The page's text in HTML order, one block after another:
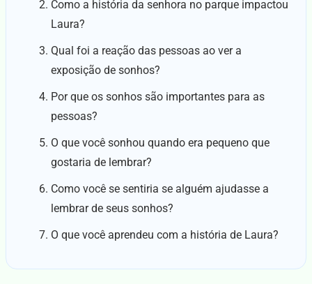
Como a história da senhora no parque impactou
Laura?
Qual foi a reação das pessoas ao ver a
exposição de sonhos?
Por que os sonhos são importantes para as
pessoas?
O que você sonhou quando era pequeno que
gostaria de lembrar?
Como você se sentiria se alguém ajudasse a
lembrar de seus sonhos?
O que você aprendeu com a história de Laura?